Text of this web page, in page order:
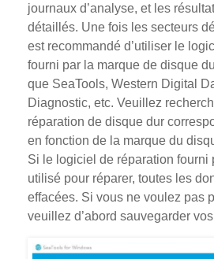
journaux d’analyse, et les
détaillés. Une fois les secteurs
est recommandé d’utiliser le
fourni par la marque de disque
que SeaTools, Western Digital
Diagnostic, etc. Veuillez
réparation de disque dur
en fonction de la marque du
Si le logiciel de réparation fourni
utilisé pour réparer, toutes les
effacées. Si vous ne voulez pas
veuillez d’abord sauvegarder